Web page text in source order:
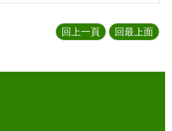
回上一頁 回最上面